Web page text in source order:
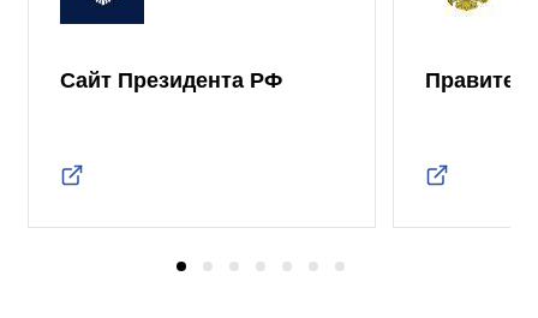
Сайт Президента РФ